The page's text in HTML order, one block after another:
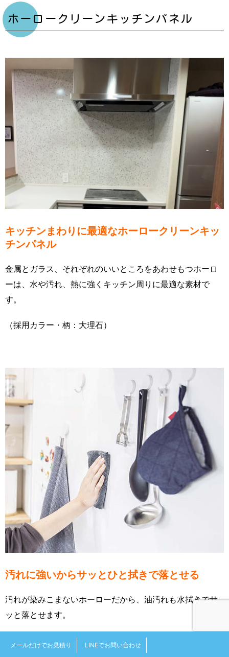
ホーロークリーンキッチンパネル
キッチンまわりに最適なホーロークリーンキッ
チンパネル
金属とガラス、それぞれのいいところをあわせもつホーロ
ーは、水や汚れ、熱に強くキッチン周りに最適な素材で
す。
（採用カラー・柄：大理石）
汚れに強いからサッとひと拭きで落とせる
汚れが染みこまないホーローだから、油汚れも水拭きでサ
ッと落とせます。
メールだけでお見積り LINEでお問い合わせ